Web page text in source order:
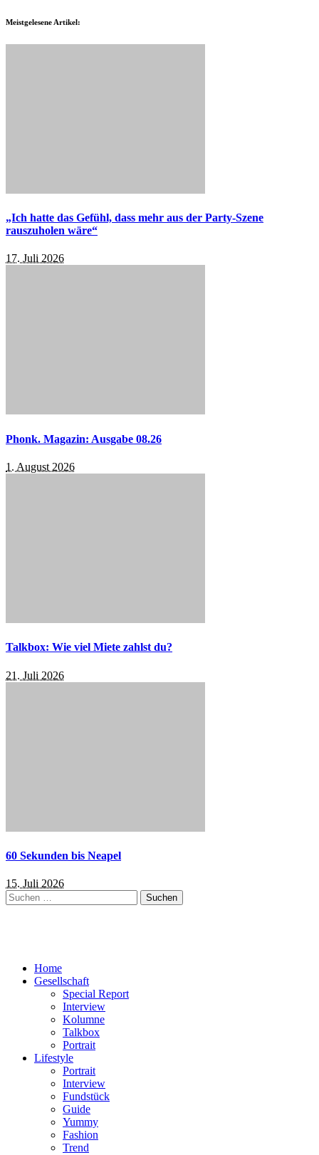
Meistgelesene Artikel:
„Ich hatte das Gefühl, dass mehr aus der Party-Szene
rauszuholen wäre“
17. Juli 2026
Phonk. Magazin: Ausgabe 08.26
1. August 2026
Talkbox: Wie viel Miete zahlst du?
21. Juli 2026
60 Sekunden bis Neapel
15. Juli 2026
Suchen
nach:
Home
Gesellschaft
Special Report
Interview
Kolumne
Talkbox
Portrait
Lifestyle
Portrait
Interview
Fundstück
Guide
Yummy
Fashion
Trend